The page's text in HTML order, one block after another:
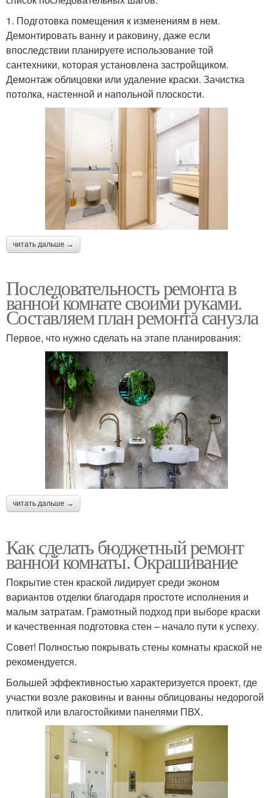
1. Подготовка помещения к изменениям в нем.
Демонтировать ванну и раковину, даже если
впоследствии планируете использование той
сантехники, которая установлена застройщиком.
Демонтаж облицовки или удаление краски. Зачистка
потолка, настенной и напольной плоскости.
читать дальше →
Последовательность ремонта в
ванной комнате своими руками.
Составляем план ремонта санузла
Первое, что нужно сделать на этапе планирования:
читать дальше →
Как сделать бюджетный ремонт
ванной комнаты. Окрашивание
Покрытие стен краской лидирует среди эконом
вариантов отделки благодаря простоте исполнения и
малым затратам. Грамотный подход при выборе краски
и качественная подготовка стен – начало пути к успеху.
Совет! Полностью покрывать стены комнаты краской не
рекомендуется.
Большей эффективностью характеризуется проект, где
участки возле раковины и ванны облицованы недорогой
плиткой или влагостойкими панелями ПВХ.